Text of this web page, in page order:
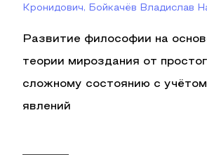
Кронидович, Бойкачёв Владислав
Развитие философии на
теории мироздания от
сложному состоянию с
явлений